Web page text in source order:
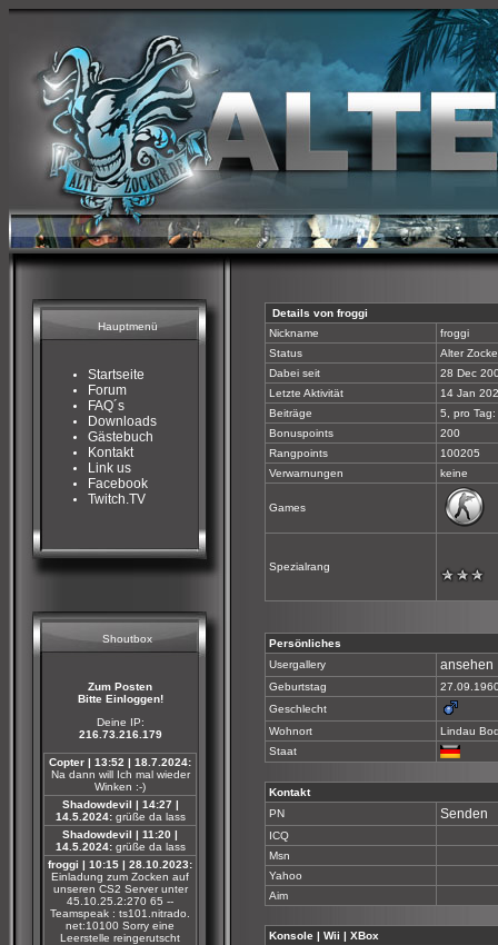
Hauptmenü
Startseite
Forum
FAQ´s
Downloads
Gästebuch
Kontakt
Link us
Facebook
Twitch.TV
Shoutbox
Zum Posten
Bitte Einloggen!
Deine IP:
216.73.216.179
Copter | 13:52 | 18.7.2024:
Na dann will Ich mal wieder
Winken :-)
Shadowdevil | 14:27 |
14.5.2024:grüße da lass
Shadowdevil | 11:20 |
14.5.2024:grüße da lass
froggi | 10:15 | 28.10.2023:
Einladung zum Zocken auf
unseren CS2 Server unter
45.10.25.2:270 65 --
Teamspeak : ts101.nitrado.
net:10100 Sorry eine
Leerstelle reingerutscht
Details von froggi
Nickname
froggi
Status
Alter
Dabei seit
28 Dec
Letzte Aktivität
14 Jan
Beiträge
5, pro Tag:
Bonuspoints
200
Rangpoints
100205
Verwarnungen
keine
Games
Spezialrang
Persönliches
Usergallery
ansehen
Geburtstag
Geschlecht
Wohnort
Lindau
Staat
Kontakt
PN
Senden
ICQ
Msn
Yahoo
Aim
Konsole | Wii | XBox